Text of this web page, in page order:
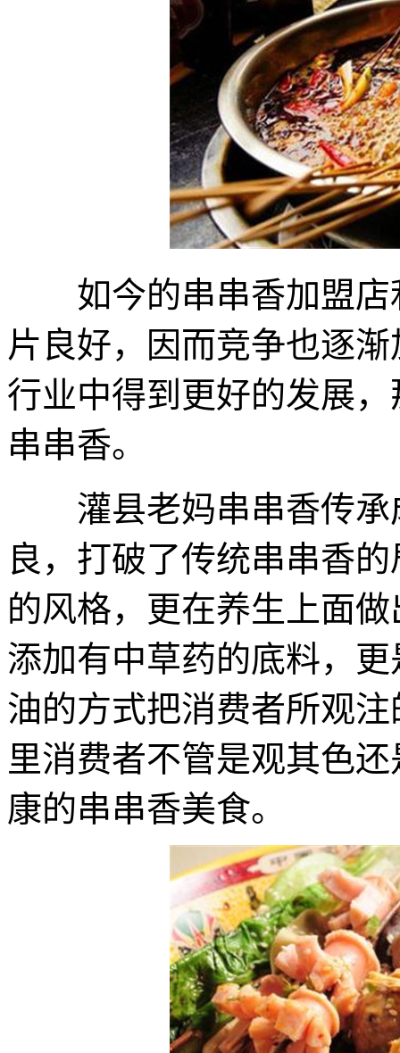
如今的串串香加盟店
片良好，因而竞争也逐
行业中得到更好的发展
串串香。
灌县老妈串串香传承
良，打破了传统串串香
的风格，更在养生上面
添加有中草药的底料，
油的方式把消费者所观
里消费者不管是观其色
康的串串香美食。